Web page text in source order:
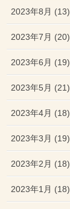
2023年8月 (13)
2023年7月 (20)
2023年6月 (19)
2023年5月 (21)
2023年4月 (18)
2023年3月 (19)
2023年2月 (18)
2023年1月 (18)